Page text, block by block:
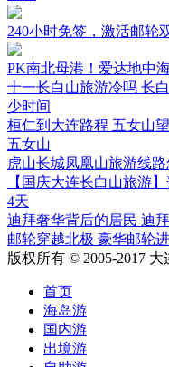
240小时免签，激活邮轮
PK南北母港！爱达地中
十一长白山旅游冷吗 长
少时间
桓仁到大连路程 五女山
五女山
虎山长城凤凰山旅游线
【国庆大连长白山旅游
4天
迪拜奢华背后的居民 迪
邮轮穿越北极 豪华邮轮
版权所有 © 2005-2017 大
首页
海岛游
国内游
出境游